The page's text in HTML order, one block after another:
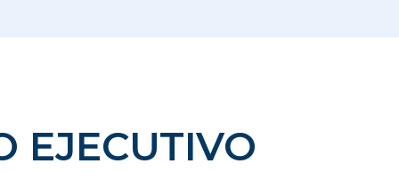
EJECUTIVO